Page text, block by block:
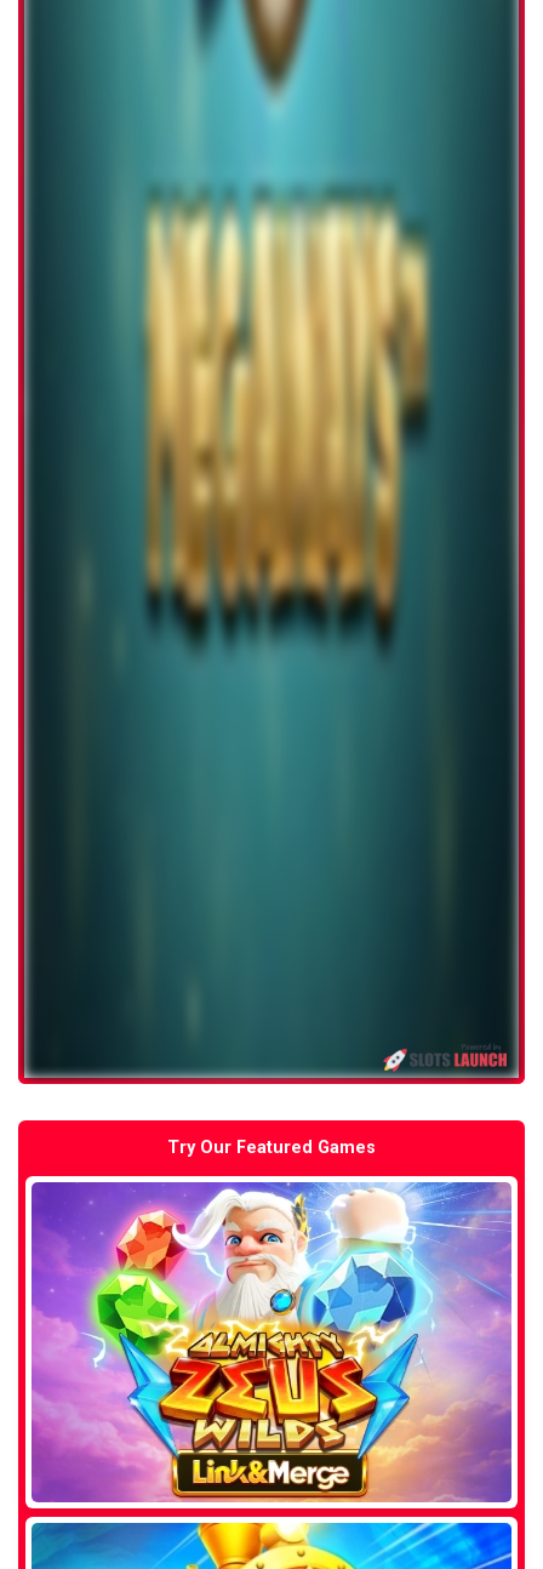
Try Our Featured Games